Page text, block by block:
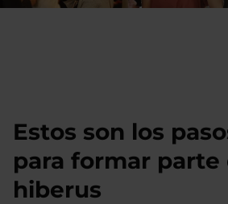
Estos son los
para formar parte
hiberus